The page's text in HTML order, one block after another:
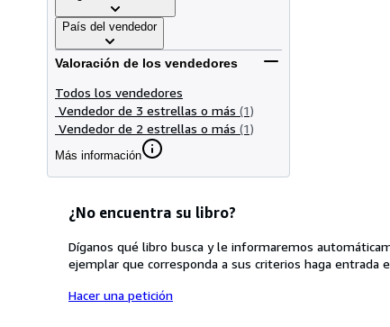
País del vendedor
Valoración de los vendedores
Todos los vendedores
Vendedor de 3 estrellas o más (1)
Vendedor de 2 estrellas o más (1)
Más información
¿No encuentra su libro?
Díganos qué libro busca y le informaremos
ejemplar que corresponda a sus criterios haga entrada
Hacer una petición